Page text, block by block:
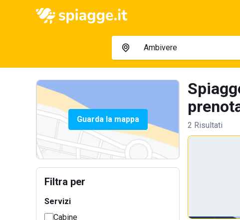
Guarda la mappa
Filtra per
Servizi
Cabine
2 Risultati